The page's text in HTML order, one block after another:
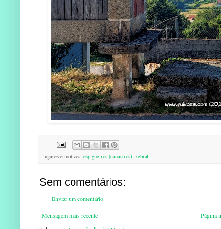
lugares e motivos: espigueiros (canastros), zebral
Sem comentários:
Enviar um comentário
Mensagem mais recente
Página